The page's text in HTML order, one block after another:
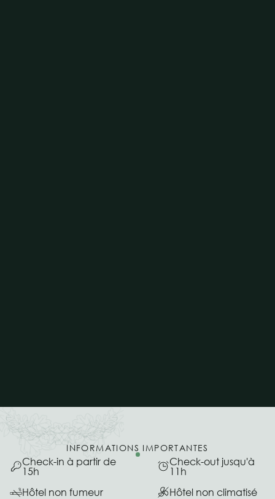
INFORMATIONS IMPORTANTES
Check-in à partir de
15h
Check-out jusqu'à
11h
Hôtel non fumeur
Hôtel non climatisé